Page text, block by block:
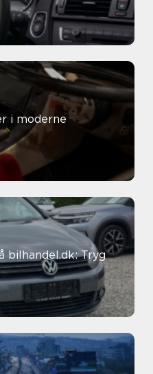
i moderne
bilhandel.dk: Tryg